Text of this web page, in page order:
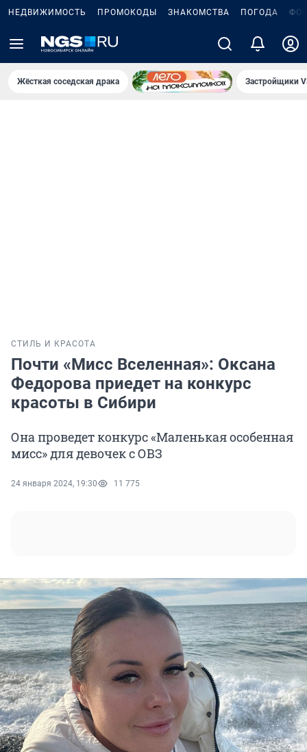
НЕДВИЖИМОСТЬ ПРОМОКОДЫ ЗНАКОМСТВА ПОГОДА
Жёсткая соседская драка Застройщики
СТИЛЬ И КРАСОТА
Почти «Мисс Вселенная»: Оксана
Федорова приедет на конкурс
красоты в Сибири
Она проведет конкурс «Маленькая особенная
мисс» для девочек с ОВЗ
24 января 2024, 19:30 11 775